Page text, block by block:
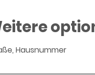
Hausnummer